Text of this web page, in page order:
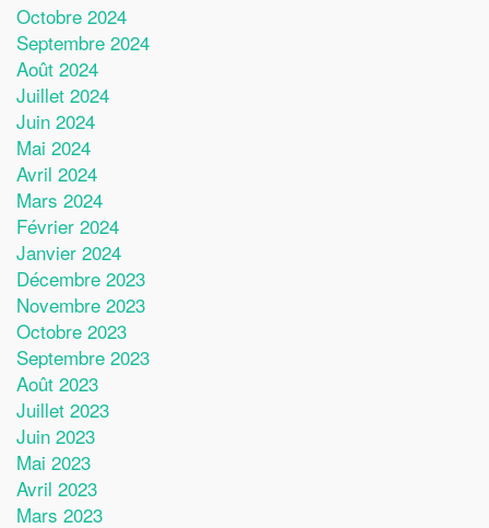
Octobre 2024
Septembre 2024
Août 2024
Juillet 2024
Juin 2024
Mai 2024
Avril 2024
Mars 2024
Février 2024
Janvier 2024
Décembre 2023
Novembre 2023
Octobre 2023
Septembre 2023
Août 2023
Juillet 2023
Juin 2023
Mai 2023
Avril 2023
Mars 2023